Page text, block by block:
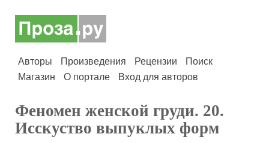
Авторы Произведения Рецензии
Поиск
Магазин
О портале Вход для авторов
Феномен женской груди. 20.
Исскуство выпуклых форм